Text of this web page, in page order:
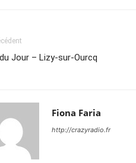
Jour – Lizy-sur-Ourcq
Fiona Faria
http://crazyradio.fr